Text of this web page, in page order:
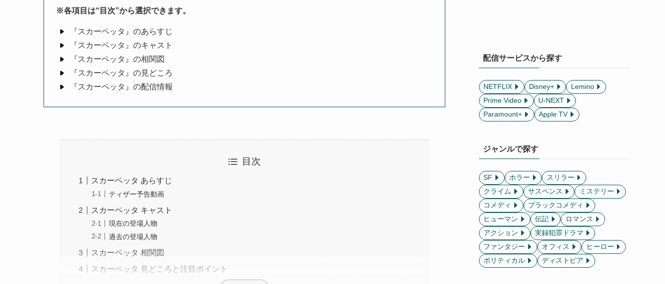
※各項目は“目次”から選択できます。
『スカーペッタ』のあらすじ
『スカーペッタ』のキャスト
『スカーペッタ』の相関図
『スカーペッタ』の見どころ
『スカーペッタ』の配信情報
目次
スカーペッタ あらすじ
ティザー予告動画
スカーペッタ キャスト
現在の登場人物
過去の登場人物
スカーペッタ 相関図
スカーペッタ 見どころと注目ポイント
配信サービスから探す
NETFLIX Disney+
Lemino
Prime Video
U-NEXT
Paramount+
Apple TV
ジャンルで探す
SF ホラー
スリラー
クライム
サスペンス
ミステリー
コメディ
ブラックコメディ
ヒューマン
伝記
ロマンス
アクション
実録犯罪ドラマ
ファンタジー
オフィス
ヒーロー
ポリティカル
ディストピア